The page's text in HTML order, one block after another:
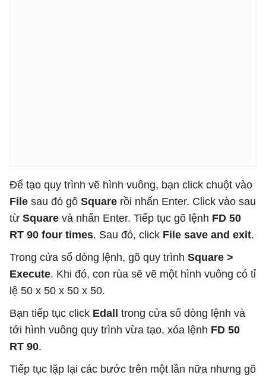
Để tạo quy trình vẽ hình vuông, bạn click chuột vào
File sau đó gõ Square rồi nhấn Enter. Click vào sau
từ Square và nhấn Enter. Tiếp tục gõ lệnh FD 50
RT 90 four times. Sau đó, click File save and exit.
Trong cửa sổ dòng lệnh, gõ quy trình Square >
Execute. Khi đó, con rùa sẽ vẽ một hình vuông có tỉ
lệ 50 x 50 x 50 x 50.
Bạn tiếp tục click Edall trong cửa sổ dòng lệnh và
tới hình vuông quy trình vừa tạo, xóa lệnh FD 50
RT 90.
Tiếp tục lặp lại các bước trên một lần nữa nhưng gõ